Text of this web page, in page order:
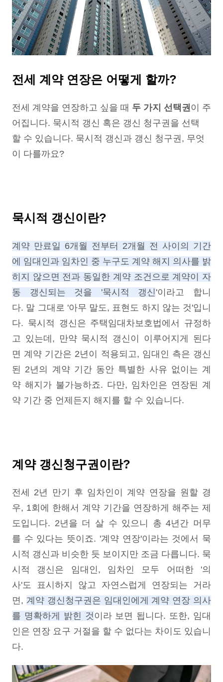
전세 계약 연장은 어떻게 할까?
전세 계약을 연장하고 싶을 때 두 가지 선택권이 주
어집니다. 묵시적 갱신 혹은 갱신 청구권을 선택
할 수 있습니다. 묵시적 갱신과 갱신 청구권, 무엇
이 다를까요?
묵시적 갱신이란?
계약 만료일 6개월 전부터 2개월 전 사이의 기간
에 임대인과 임차인 중 누구도 계약 해지 의사를 밝
히지 않으면 전과 동일한 계약 조건으로 계약이 자
동 갱신되는 것을 '묵시적 갱신'이라고 합니
다. 말 그대로 '아무 말도, 표현도 하지 않는 것'입니
다. 묵시적 갱신은 주택임대차보호법에서 규정하
고 있는데, 만약 묵시적 갱신이 이루어지게 된다
면 계약 기간은 2년이 적용되고, 임대인 측은 갱신
된 2년의 계약 기간 동안 특별한 사유 없이는 계
약 해지가 불가능하죠. 다만, 임차인은 연장된 계
약 기간 중 언제든지 해지를 할 수 있습니다.
계약 갱신청구권이란?
전세 2년 만기 후 임차인이 계약 연장을 원할 경
우, 1회에 한해서 계약 기간을 연장하게 해주는 제
도입니다. 2년을 더 살 수 있으니 총 4년간 머무
를 수 있다는 뜻이죠. '계약 연장'이라는 것에서 묵
시적 갱신과 비슷한 듯 보이지만 조금 다릅니다. 묵
시적 갱신은 임대인, 임차인 모두 어떠한 '의
사'도 표시하지 않고 자연스럽게 연장되는 거라
면, 계약 갱신청구권은 임대인에게 계약 연장 의사
를 명확하게 밝힌 것이라 보면 됩니다. 또한, 임대
인은 연장 요구 거절을 할 수 없다는 차이도 있습니
다.